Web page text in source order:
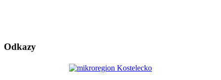
Odkazy